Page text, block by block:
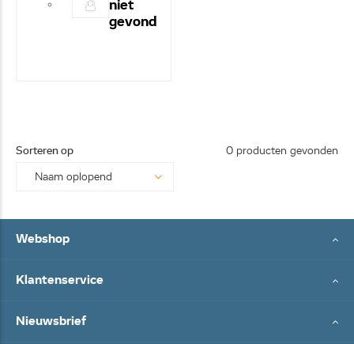
niet
gevond
Sorteren op 0 producten gevonden
Webshop
Klantenservice
Nieuwsbrief